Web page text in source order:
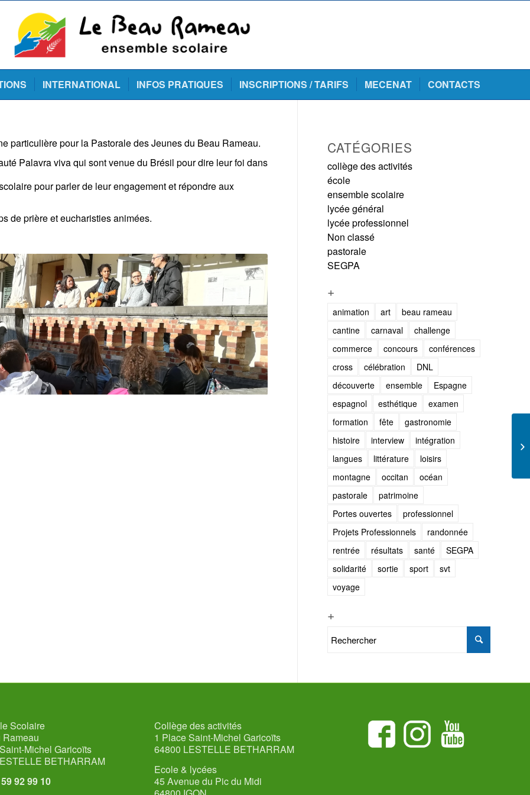
INTERNATIONAL INFOS PRATIQUES INSCRIPTIONS / TARIFS MECENAT CONTACTS
particulière pour la Pastorale des Jeunes du Beau Rameau.
Palavra viva qui sont venue du Brésil pour dire leur foi dans
pour parler de leur engagement et répondre aux
de prière et eucharisties animées.
CATÉGORIES
collège des activités
école
ensemble scolaire
lycée général
lycée professionnel
Non classé
pastorale
SEGPA
+
animation art
beau rameau
cantine
carnaval
challenge
commerce
concours
conférences
cross
célébration
DNL
découverte
ensemble
Espagne
espagnol
esthétique
examen
formation
fête
gastronomie
histoire
interview
intégration
langues
littérature
loisirs
montagne
occitan
océan
pastorale
patrimoine
Portes ouvertes
professionnel
Projets Professionnels
randonnée
rentrée
résultats santé
SEGPA
solidarité
sortie sport
svt
voyage
+
Scolaire
Rameau
Michel Garicoïts
BETHARRAM
92 99 10
Collège des activités
1 Place Saint-Michel Garicoïts
64800 LESTELLE BETHARRAM
Ecole & lycées
45 Avenue du Pic du Midi